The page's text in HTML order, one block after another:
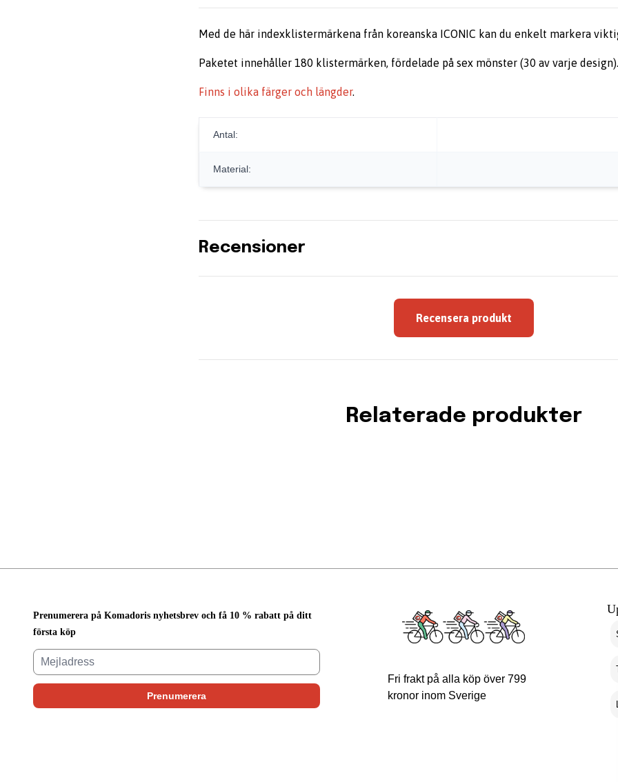
Med de här indexklistermärkena från koreanska ICONIC kan du enkelt markera
Paketet innehåller 180 klistermärken, fördelade på sex mönster (30 av varje design).
Finns i olika färger och längder.
Antal:
Material:
Recensioner
Recensera produkt
Relaterade produkter
Prenumerera på Komadoris nyhetsbrev och få 10 % rabatt på ditt
första köp
Fri frakt på alla köp över 799
kronor inom Sverige